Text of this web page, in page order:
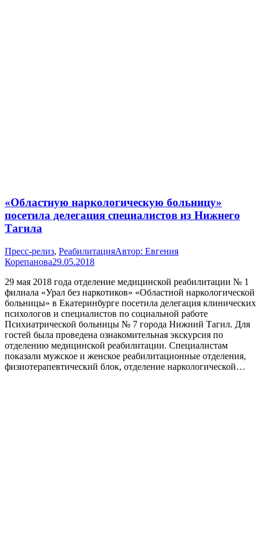
«Областную наркологическую больницу»
посетила делегация специалистов из Нижнего
Тагила
Пресс-релиз, РеабилитацияАвтор: Евгения
Корепанова29.05.2018
29 мая 2018 года отделение медицинской реабилитации № 1
филиала «Урал без наркотиков» «Областной наркологической
больницы» в Екатеринбурге посетила делегация клинических
психологов и специалистов по социальной работе
Психиатрической больницы № 7 города Нижний Тагил. Для
гостей была проведена ознакомительная экскурсия по
отделению медицинской реабилитации. Специалистам
показали мужское и женское реабилитационные отделения,
физиотерапевтический блок, отделение наркологической…